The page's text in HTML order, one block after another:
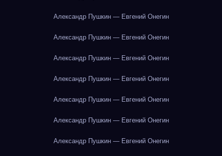
Александр Пушкин — Евгений Онегин
Александр Пушкин — Евгений Онегин
Александр Пушкин — Евгений Онегин
Александр Пушкин — Евгений Онегин
Александр Пушкин — Евгений Онегин
Александр Пушкин — Евгений Онегин
Александр Пушкин — Евгений Онегин